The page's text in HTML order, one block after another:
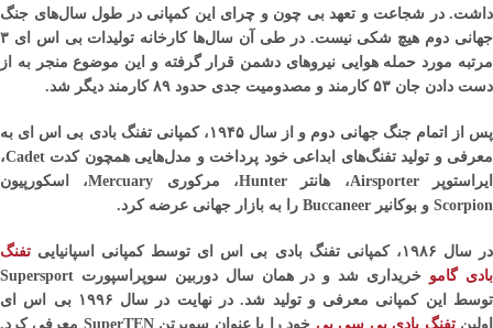
داشت. در شجاعت و تعهد بی چون و چرای این کمپانی در طول سال‌های جنگ
جهانی دوم هیچ شکی نیست. در طی آن سال‌ها کارخانه تولیدات بی اس ای ۳
مرتبه مورد حمله هوایی نیروهای دشمن قرار گرفته و این موضوع منجر به از
دست دادن جان ۵۳ کارمند و مصدومیت جدی حدود ۸۹ کارمند دیگر شد.
پس از اتمام جنگ جهانی دوم و از سال ۱۹۴۵، کمپانی تفنگ بادی بی اس ای به
معرفی و تولید تفنگ‌های ابداعی خود پرداخت و مدل‌هایی همچون کدت Cadet،
ایراستوپر Airsporter، هانتر Hunter، مرکوری Mercuary، اسکورپیون
Scorpion و بوکانیر Buccaneer را به بازار جهانی عرضه کرد.
در سال ۱۹۸۶، کمپانی تفنگ بادی بی اس ای توسط کمپانی اسپانیایی
تفنگ
بادی گامو
خریداری شد و در همان سال دوربین سوپراسپورت Supersport
توسط این کمپانی معرفی و تولید شد. در نهایت در سال ۱۹۹۶ بی اس ای
اولینتفنگ بادی پی سی پی
خود را با عنوان سوپرتن SuperTEN معرفی کرد.